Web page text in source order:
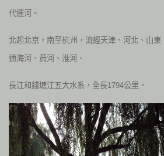
代運河。
北起北京，南至杭州，流經天津、河北、山
通海河、黃河、淮河、
長江和錢塘江五大水系，全長1794公里。